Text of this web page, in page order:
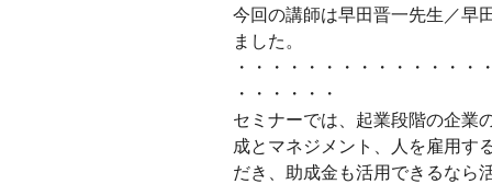
今回の講師は早田晋一先生／早
ました。
・・・・・・・・・・・・・
・・・・・・
セミナーでは、起業段階の企業
成とマネジメント、人を雇用す
だき、助成金も活用できるなら